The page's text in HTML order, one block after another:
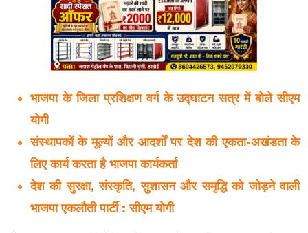
भाजपा के जिला प्रशिक्षण वर्ग के उद्घाटन सत्र में बोले सीएम
योगी
संस्थापकों के मूल्यों और आदर्शों पर देश की एकता-अखंडता के
लिए कार्य करता है भाजपा कार्यकर्ता
देश की सुरक्षा, संस्कृति, सुशासन और समृद्धि को जोड़ने वाली
भाजपा एकलौती पार्टी : सीएम योगी